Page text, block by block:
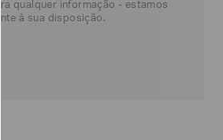
qualquer informação - estamos
à sua disposição.